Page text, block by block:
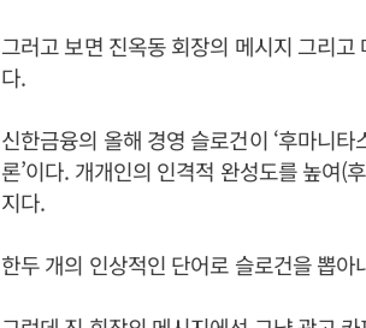
그러고 보면 진옥동 회장의 메시지 그리
다.
신한금융의 올해 경영 슬로건이 ‘후마니타
론’이다. 개개인의 인격적 완성도를 높여(
지다.
한두 개의 인상적인 단어로 슬로건을 뽑아